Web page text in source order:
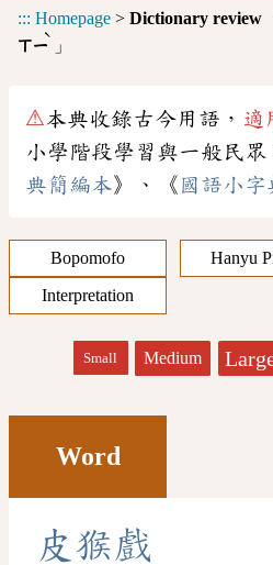
::: Homepage > Dictionary review
ㄒㄧ
ˋ
」
⚠本典收錄古今用語， 適
小學階段學習與一般民
典簡編本》、《 國語小字
Bopomofo
Hanyu
Interpretation
Small Medium
Word
皮 猴戲